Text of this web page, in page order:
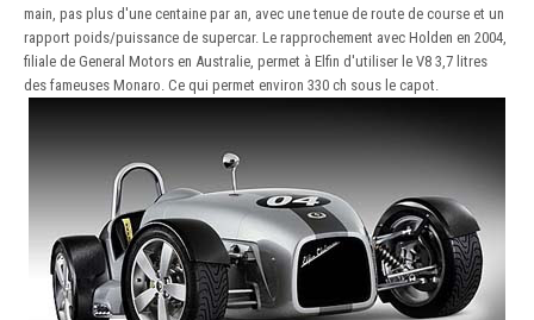
main, pas plus d'une centaine par an, avec une tenue de route de course et un
rapport poids/puissance de supercar. Le rapprochement avec Holden en 2004,
filiale de General Motors en Australie, permet à Elfin d'utiliser le V8 3,7 litres
des fameuses Monaro. Ce qui permet environ 330 ch sous le capot.